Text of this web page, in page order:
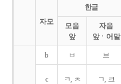
자모
한글
모음
앞
자음
앞ㆍ어말
b ㅂ 브
c ㅋ, ㅊ ㄱ, 크